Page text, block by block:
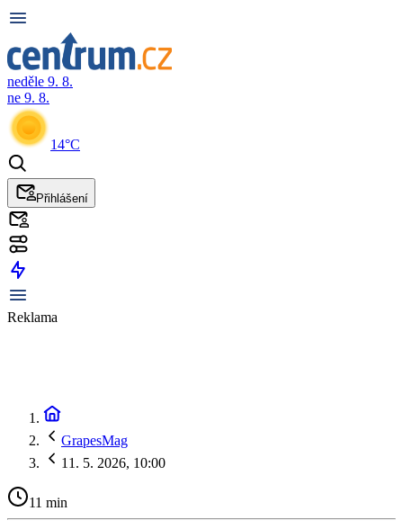
neděle 9. 8.
ne 9. 8.
14°C
Přihlášení
Reklama
GrapesMag
11. 5. 2026, 10:00
11 min